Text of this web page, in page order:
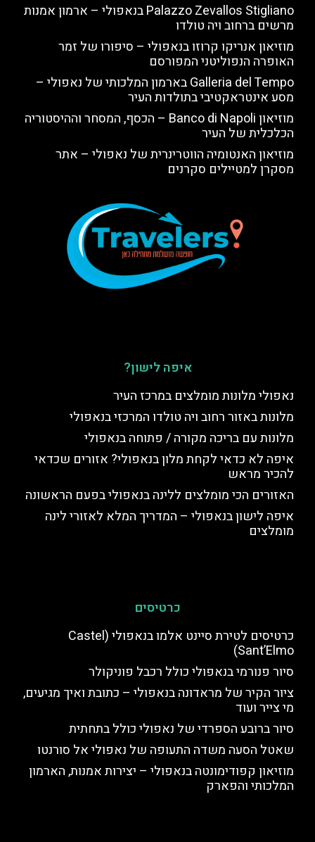
Palazzo Zevallos Stigliano בנאפולי – ארמון אמנות
מרשים ברחוב ויה טולדו
מוזיאון אנריקו קרוזו בנאפולי – סיפורו של זמר
האופרה הנפוליטני המפורסם
Galleria del Tempo בארמון המלכותי של נאפולי –
מסע אינטראקטיבי בתולדות העיר
מוזיאון Banco di Napoli – הכסף, המסחר וההיסטוריה
הכלכלית של העיר
מוזיאון האנטומיה הווטרינרית של נאפולי – אתר
מסקרן למטיילים סקרנים
איפה לישון?
נאפולי מלונות מומלצים במרכז העיר
מלונות באזור רחוב ויה טולדו המרכזי בנאפולי
מלונות עם בריכה מקורה / פתוחה בנאפולי
איפה לא כדאי לקחת מלון בנאפולי? אזורים שכדאי
להכיר מראש
האזורים הכי מומלצים ללינה בנאפולי בפעם הראשונה
איפה לישון בנאפולי – המדריך המלא לאזורי לינה
מומלצים
כרטיסים
כרטיסים לטירת סיינט אלמו בנאפולי (Castel
Sant’Elmo)
סיור פנורמי בנאפולי כולל רכבל פוניקולר
ציור הקיר של מראדונה בנאפולי – כתובת ואיך מגיעים,
מי צייר ועוד
סיור ברובע הספרדי של נאפולי כולל בתחתית
שאטל הסעה משדה התעופה של נאפולי אל סורנטו
מוזיאון קפודימונטה בנאפולי – יצירות אמנות, הארמון
המלכותי והפארק